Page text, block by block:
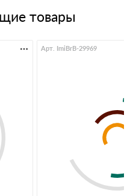
товары
Арт. ImiBrB-29969